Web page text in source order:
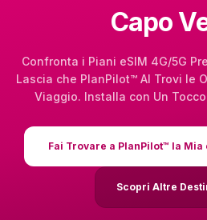
Capo
Confronta i Piani eSIM 4G/5G
Lascia che PlanPilot™ AI Trovi le
Viaggio. Installa con Un
Fai Trovare a PlanPilot™ la Mia
Scopri Altre